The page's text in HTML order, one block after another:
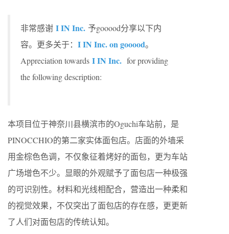
非常感谢 I IN Inc. 予gooood分享以下内
容。更多关于： I IN Inc. on gooood。
Appreciation towards I IN Inc. for providing
the following description:
本项目位于神奈川县横滨市的Oguchi车站前，是
PINOCCHIO的第二家实体面包店。店面的外墙采
用金棕色色调，不仅象征着烤好的面包，更为车站
广场增色不少。显眼的外观赋予了面包店一种极强
的可识别性。材料和光线相配合，营造出一种柔和
的视觉效果，不仅突出了面包店的存在感，更更新
了人们对面包店的传统认知。